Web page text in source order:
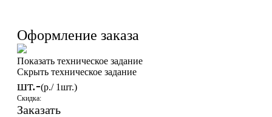
Оформление заказа
Показать техническое задание
Скрыть техническое задание
шт.-(р./ 1шт.)
Скидка:
Заказать